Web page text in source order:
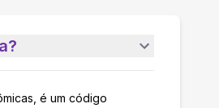
é um código